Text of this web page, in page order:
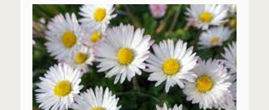
YOGA & MÉDITATION
PROGRAMMATION